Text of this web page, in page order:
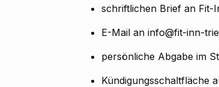
schriftlichen Brief an Fit-
E-Mail an info@fit-inn-
persönliche Abgabe im
Kündigungsschaltfläche